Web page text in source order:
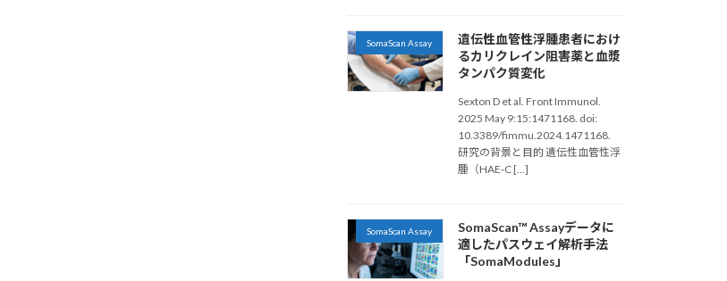
SomaScan Assay
遺伝性血管性浮腫患者におけ
るカリクレイン阻害薬と血漿
タンパク質変化
Sexton D et al. Front Immunol.
2025 May 9:15:1471168. doi:
10.3389/fimmu.2024.1471168.
研究の背景と目的 遺伝性血管性浮
腫（HAE-C […]
SomaScan Assay
SomaScan™ Assayデータに
適したパスウェイ解析手法
「SomaModules」